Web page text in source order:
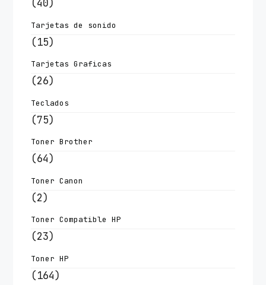
(40)
Tarjetas de sonido
(15)
Tarjetas Graficas
(26)
Teclados
(75)
Toner Brother
(64)
Toner Canon
(2)
Toner Compatible HP
(23)
Toner HP
(164)